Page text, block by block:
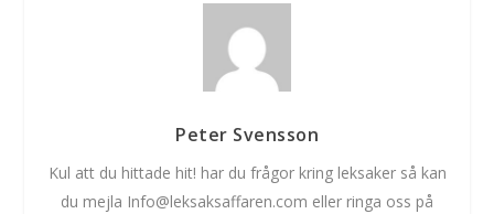
Peter Svensson
Kul att du hittade hit! har du frågor kring leksaker så kan
du mejla Info@leksaksaffaren.com eller ringa oss på